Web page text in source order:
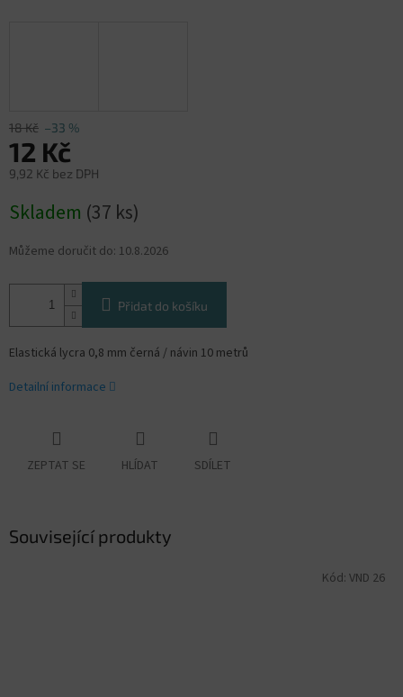
18 Kč –33 %
12 Kč
9,92 Kč bez DPH
cena:
Skladem (37 ks)
Můžeme doručit do: 10.8.2026
Přidat do košíku
Elastická lycra 0,8 mm černá / návin 10 metrů
Detailní informace
ZEPTAT SE HLÍDAT SDÍLET
Související produkty
Kód: VND 26